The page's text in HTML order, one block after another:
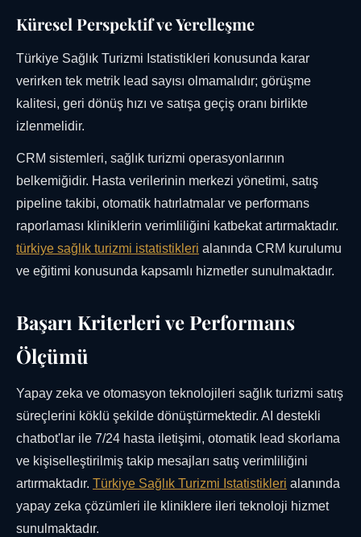
Küresel Perspektif ve Yerelleşme
Türkiye Sağlık Turizmi Istatistikleri konusunda karar
verirken tek metrik lead sayısı olmamalıdır; görüşme
kalitesi, geri dönüş hızı ve satışa geçiş oranı birlikte
izlenmelidir.
CRM sistemleri, sağlık turizmi operasyonlarının
belkemiğidir. Hasta verilerinin merkezi yönetimi, satış
pipeline takibi, otomatik hatırlatmalar ve performans
raporlaması kliniklerin verimliliğini katbekat artırmaktadır.
türkiye sağlık turizmi istatistikleri alanında CRM kurulumu
ve eğitimi konusunda kapsamlı hizmetler sunulmaktadır.
Başarı Kriterleri ve Performans
Ölçümü
Yapay zeka ve otomasyon teknolojileri sağlık turizmi satış
süreçlerini köklü şekilde dönüştürmektedir. AI destekli
chatbot'lar ile 7/24 hasta iletişimi, otomatik lead skorlama
ve kişiselleştirilmiş takip mesajları satış verimliliğini
artırmaktadır. Türkiye Sağlık Turizmi Istatistikleri alanında
yapay zeka çözümleri ile kliniklere ileri teknoloji hizmet
sunulmaktadır.